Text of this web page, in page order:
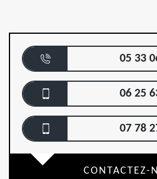
05 33
06 25
07 78
CONTACTEZ-